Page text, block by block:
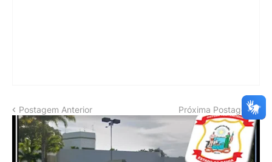
Postagem Anterior Próxima Postagem